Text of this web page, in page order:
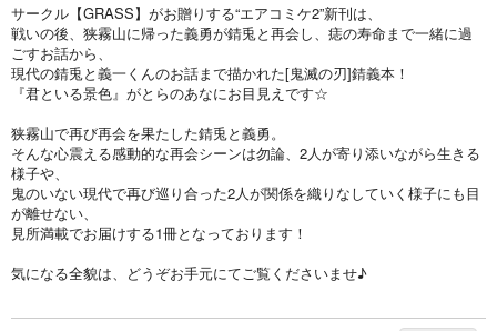
サークル【GRASS】がお贈りする“エアコミケ2”新刊は、
戦いの後、狭霧山に帰った義勇が錆兎と再会し、痣の寿命まで一緒に過
ごすお話から、
現代の錆兎と義一くんのお話まで描かれた[鬼滅の刃]錆義本！
『君といる景色』がとらのあなにお目見えです☆
狭霧山で再び再会を果たした錆兎と義勇。
そんな心震える感動的な再会シーンは勿論、2人が寄り添いながら生きる
様子や、
鬼のいない現代で再び巡り合った2人が関係を織りなしていく様子にも目
が離せない、
見所満載でお届けする1冊となっております！
気になる全貌は、どうぞお手元にてご覧くださいませ♪